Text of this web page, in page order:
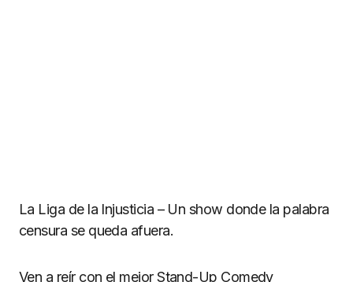
La Liga de la Injusticia – Un show donde la palabra
censura se queda afuera.
Ven a reír con el mejor Stand-Up Comedy